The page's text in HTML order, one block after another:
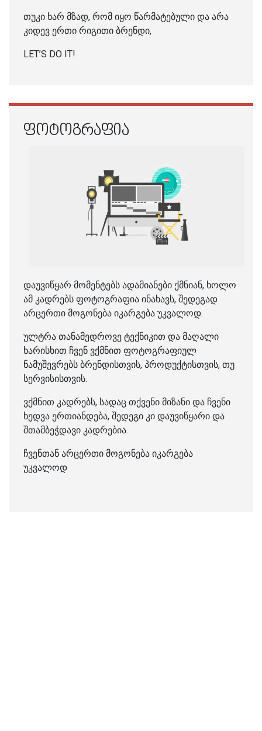
თუკი ხარ მზად, რომ იყო წარმატებული და არა
კიდევ ერთი რიგითი ბრენდი,
LET’S DO IT!
ᲤᲝᲢᲝᲒᲠᲐᲤᲘᲐ
დაუვიწყარ მომენტებს ადამიანები ქმნიან, ხოლო
ამ კადრებს ფოტოგრაფია ინახავს, შედეგად
არცერთი მოგონება იკარგება უკვალოდ.
ულტრა თანამედროვე ტექნიკით და მაღალი
ხარისხით ჩვენ ვქმნით ფოტოგრაფიულ
ნამუშევრებს ბრენდისთვის, პროდუქტისთვის, თუ
სერვისისთვის.
ვქმნით კადრებს, სადაც თქვენი მიზანი და ჩვენი
ხედვა ერთიანდება, შედეგი კი დაუვიწყარი და
შთამბეჭდავი კადრებია.
ჩვენთან არცერთი მოგონება იკარგება
უკვალოდ